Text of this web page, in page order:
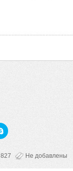
827 Не добавлены